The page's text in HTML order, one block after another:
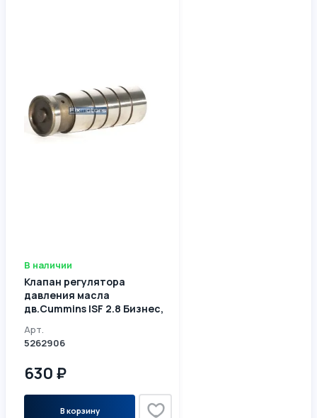
В наличии
Клапан регулятора
давления масла
дв.Cummins ISF 2.8 Бизнес,
Арт.
5262906
630 ₽
В корзину